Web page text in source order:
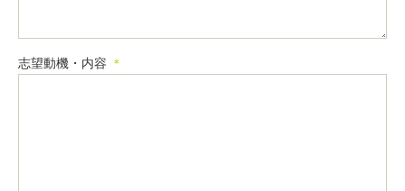
志望動機・内容 ＊